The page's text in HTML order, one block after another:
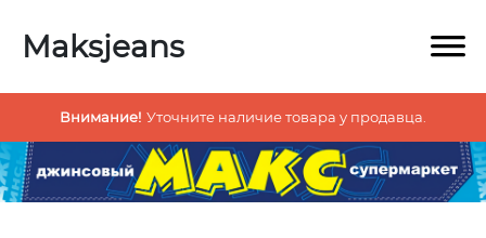
Maksjeans
Внимание! Уточните наличие товара у продавца.